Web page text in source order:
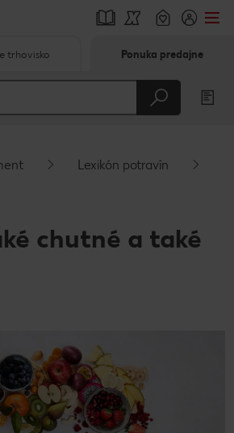
panel
trhovisko Ponuka predajne
Lexikón potravín
chutné a také